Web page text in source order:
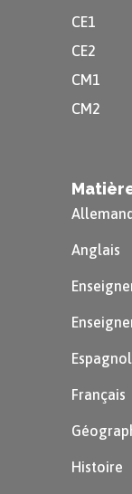
CE1
CE2
CM1
CM2
Allemand
Anglais
Espagnol
Français
Histoire